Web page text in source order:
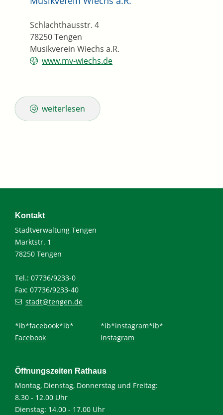
Musikverein Wiechs a.R.
Schlachthausstr. 4
78250Tengen
www.mv-wiechs.de
weiterlesen
Kontakt
Stadtverwaltung Tengen
Marktstr. 1
78250 Tengen
Tel.: 07736/9233-0
Fax: 07736/9233-40
stadt@tengen.de
*ib*facebook*ib*
Facebook
*ib*instagram*ib*
Instagram
Öffnungszeiten Rathaus
Montag, Dienstag, Donnerstag und Freitag:
8.30 - 12.00 Uhr
Dienstag: 14.00 - 17.00 Uhr